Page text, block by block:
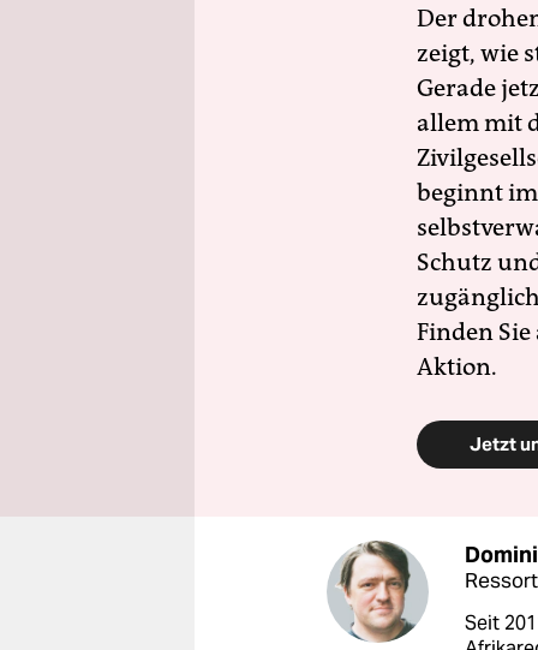
Der
zeigt, wie
Gerade
allem mit
beginnt
Schutz
Finden
Aktion.
Jetzt
Seit